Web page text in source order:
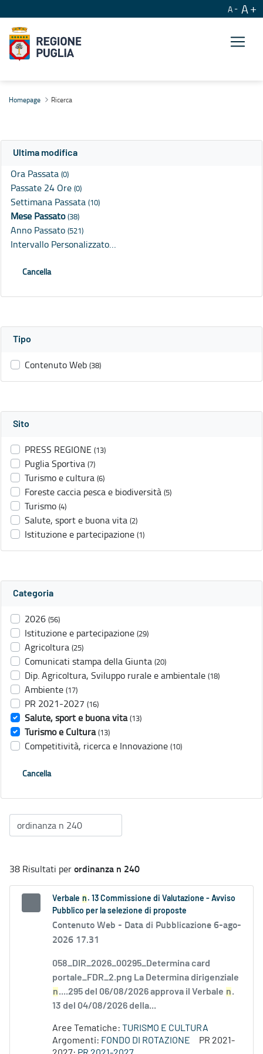
A A
Homepage Ricerca
Ultima modifica
Ora Passata (0)
Passate 24 Ore (0)
Settimana Passata (10)
Mese Passato(38)
Anno Passato (521)
Intervallo Personalizzato…
Cancella
Tipo
Contenuto Web (38)
Sito
PRESS REGIONE (13)
Puglia Sportiva (7)
Turismo e cultura (6)
Foreste caccia pesca e biodiversità (5)
Turismo (4)
Salute, sport e buona vita (2)
Istituzione e partecipazione (1)
Categoria
2026 (56)
Istituzione e partecipazione (29)
Agricoltura (25)
Comunicati stampa della Giunta (20)
Dip. Agricoltura, Sviluppo rurale e ambientale (18)
Ambiente (17)
PR 2021-2027 (16)
Salute, sport e buona vita (13)
Turismo e Cultura (13)
Competitività, ricerca e Innovazione (10)
Cancella
38 Risultati perordinanza n 240
Verbale n . 13 Commissione di Valutazione - Avviso
Pubblico per la selezione di proposte
Contenuto Web - Data di Pubblicazione 6-ago-
2026 17.31
058_DIR_2026_00295_Determina card
portale_FDR_2.png La Determina dirigenziale
n....295 del 06/08/2026 approva il Verbale n.
13 del 04/08/2026 della...
Aree Tematiche: TURISMO E CULTURA
Argomenti: FONDO DI ROTAZIONE
PR 2021-